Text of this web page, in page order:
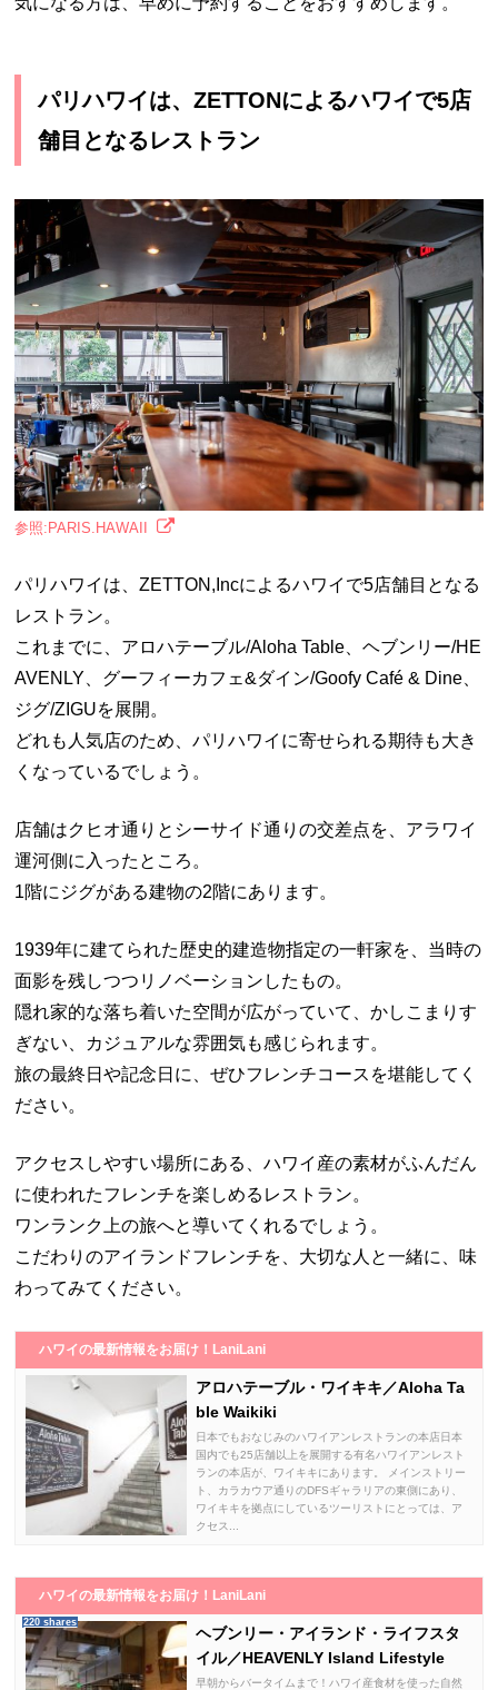
パリハワイは、ZETTONによるハワイで5店
舗目となるレストラン
参照:PARIS.HAWAII
パリハワイは、ZETTON,Incによるハワイで5店舗目となる
レストラン。
これまでに、アロハテーブル/Aloha Table、ヘブンリー/HE
AVENLY、グーフィーカフェ&ダイン/Goofy Café & Dine、
ジグ/ZIGUを展開。
どれも人気店のため、パリハワイに寄せられる期待も大き
くなっているでしょう。
店舗はクヒオ通りとシーサイド通りの交差点を、アラワイ
運河側に入ったところ。
1階にジグがある建物の2階にあります。
1939年に建てられた歴史的建造物指定の一軒家を、当時の
面影を残しつつリノベーションしたもの。
隠れ家的な落ち着いた空間が広がっていて、かしこまりす
ぎない、カジュアルな雰囲気も感じられます。
旅の最終日や記念日に、ぜひフレンチコースを堪能してく
ださい。
アクセスしやすい場所にある、ハワイ産の素材がふんだん
に使われたフレンチを楽しめるレストラン。
ワンランク上の旅へと導いてくれるでしょう。
こだわりのアイランドフレンチを、大切な人と一緒に、味
わってみてください。
ハワイの最新情報をお届け！LaniLani
アロハテーブル・ワイキキ／Aloha Ta
ble Waikiki
日本でもおなじみのハワイアンレストランの本店日本
国内でも25店舗以上を展開する有名ハワイアンレスト
ランの本店が、ワイキキにあります。 メインストリー
ト、カラカウア通りのDFSギャラリアの東側にあり、
ワイキキを拠点にしているツーリストにとっては、ア
クセス...
ハワイの最新情報をお届け！LaniLani
220 shares
ヘブンリー・アイランド・ライフスタ
イル／HEAVENLY Island Lifestyle
早朝からバータイムまで！ハワイ産食材を使った自然